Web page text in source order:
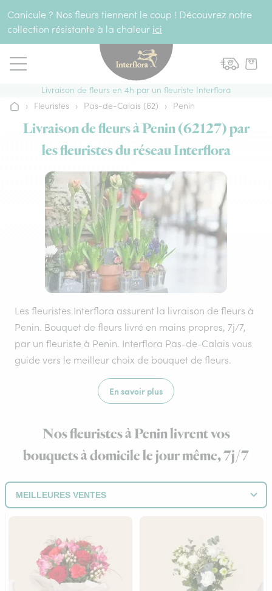
Canicule ? Nos fleurs tiennent le coup ! Découvrez notre
collection résistante à la chaleur ici
Livraison de fleurs en 4h par un fleuriste Interflora
Accueil
› Fleuristes › Pas-de-Calais (62) › Penin
Livraison de fleurs à Penin (62127) par
les fleuristes du réseau Interflora
Les fleuristes Interflora assurent la livraison de fleurs à
Penin. Bouquet de fleurs livré en mains propres, 7j/7,
par un fleuriste à Penin. Interflora Pas-de-Calais vous
guide vers le meilleur choix de bouquet de fleurs.
En savoir plus
Nos fleuristes à Penin livrent vos
bouquets à domicile le jour même, 7j/7